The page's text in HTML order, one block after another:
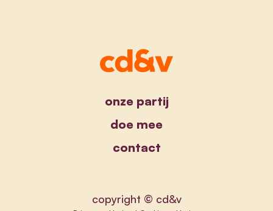
onze partij
doe mee
contact
copyright © cd&v